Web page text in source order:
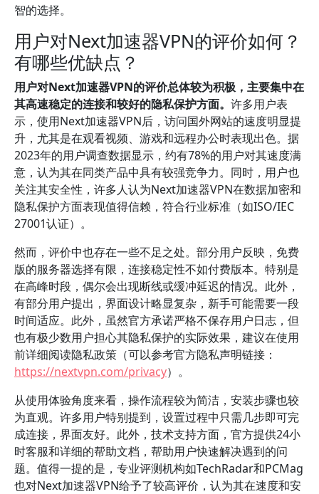
智的选择。
用户对Next加速器VPN的评价如何？
有哪些优缺点？
用户对Next加速器VPN的评价总体较为积极，主要集中在
其高速稳定的连接和较好的隐私保护方面。 许多用户表
示，使用Next加速器VPN后，访问国外网站的速度明显提
升，尤其是在观看视频、游戏和远程办公时表现出色。据
2023年的用户调查数据显示，约有78%的用户对其速度满
意，认为其在同类产品中具有较强竞争力。同时，用户也
关注其安全性，许多人认为Next加速器VPN在数据加密和
隐私保护方面表现值得信赖，符合行业标准（如ISO/IEC
27001认证）。
然而，评价中也存在一些不足之处。部分用户反映，免费
版的服务器选择有限，连接稳定性不如付费版本。特别是
在高峰时段，偶尔会出现断线或缓冲延迟的情况。此外，
有部分用户提出，界面设计略显复杂，新手可能需要一段
时间适应。此外，虽然官方承诺严格不保存用户日志，但
也有极少数用户担心其隐私保护的实际效果，建议在使用
前详细阅读隐私政策（可以参考官方隐私声明链接：
https://nextvpn.com/privacy）。
从使用体验角度来看，操作流程较为简洁，安装步骤也较
为直观。许多用户特别提到，设置过程中只需几步即可完
成连接，界面友好。此外，技术支持方面，官方提供24小
时客服和详细的帮助文档，帮助用户快速解决遇到的问
题。值得一提的是，专业评测机构如TechRadar和PCMag
也对Next加速器VPN给予了较高评价，认为其在速度和安